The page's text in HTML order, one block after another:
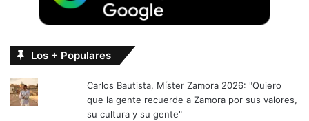
Los + Populares
Carlos Bautista, Míster Zamora 2026: "Quiero
que la gente recuerde a Zamora por sus valores,
su cultura y su gente"